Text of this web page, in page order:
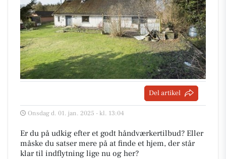
Del artikel
Onsdag d. 01. jan. 2025 - kl. 13:04
Er du på udkig efter et godt håndværkertilbud? Eller
måske du satser mere på at finde et hjem, der står
klar til indflytning lige nu og her?